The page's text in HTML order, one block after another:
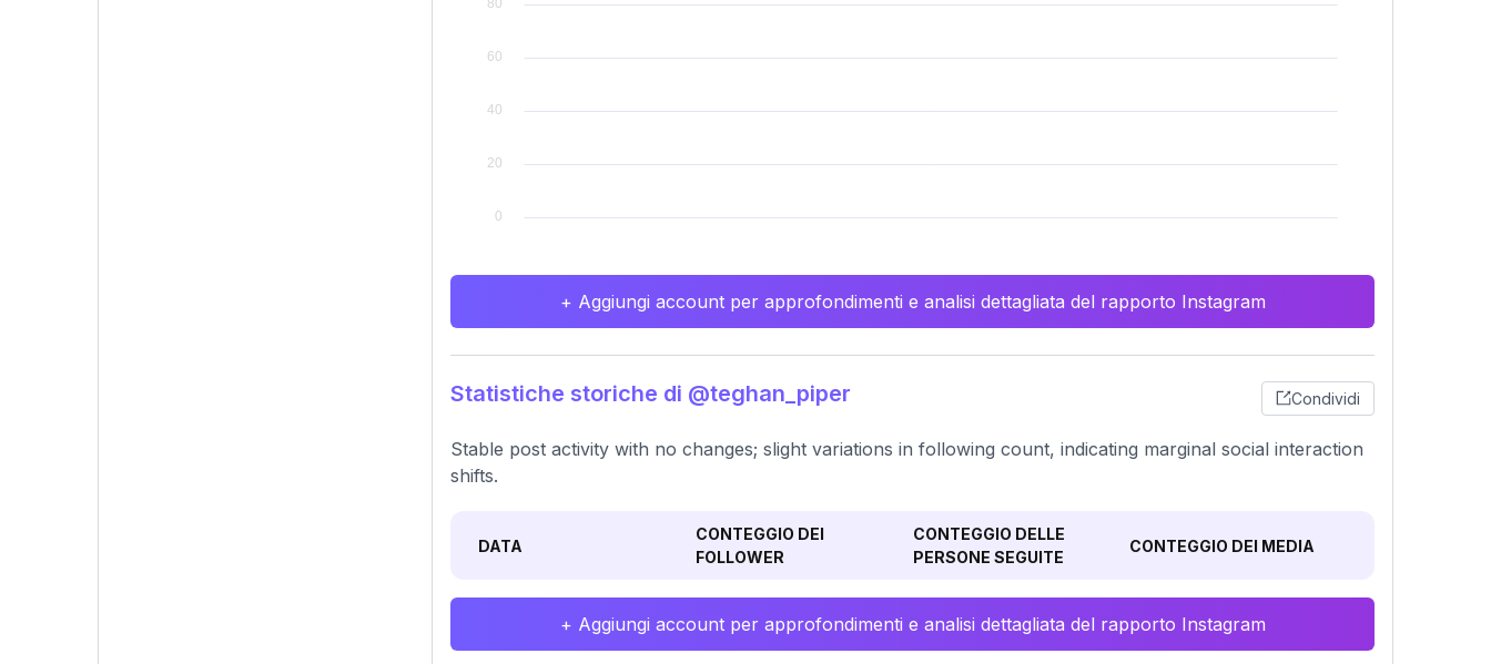
+ Aggiungi account per approfondimenti e analisi dettagliata del rapporto Instagram
Statistiche storiche di @teghan_piper Condividi
Stable post activity with no changes; slight variations in following count, indicating marginal social interaction
shifts.
DATA
CONTEGGIO DEI
FOLLOWER
CONTEGGIO DELLE
PERSONE SEGUITE
CONTEGGIO DEI MEDIA
+ Aggiungi account per approfondimenti e analisi dettagliata del rapporto Instagram